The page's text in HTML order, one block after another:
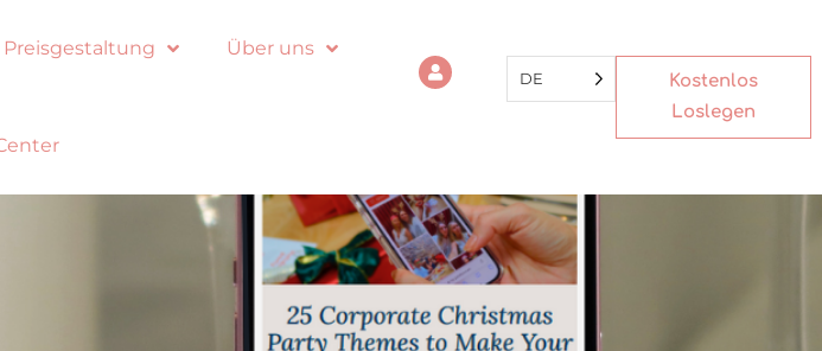
Preisgestaltung Über uns
DE
Kostenlos
Loslegen